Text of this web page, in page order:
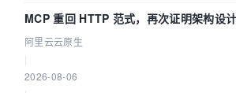
MCP 重回 HTTP 范式，再次证明架构设
缺资源
阿里云云原生
2026-08-06